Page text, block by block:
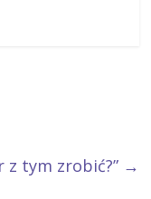
z tym zrobić?” →